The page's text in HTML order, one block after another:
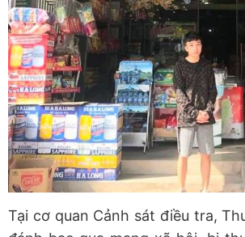
Tại cơ quan Cảnh sát điều tra,